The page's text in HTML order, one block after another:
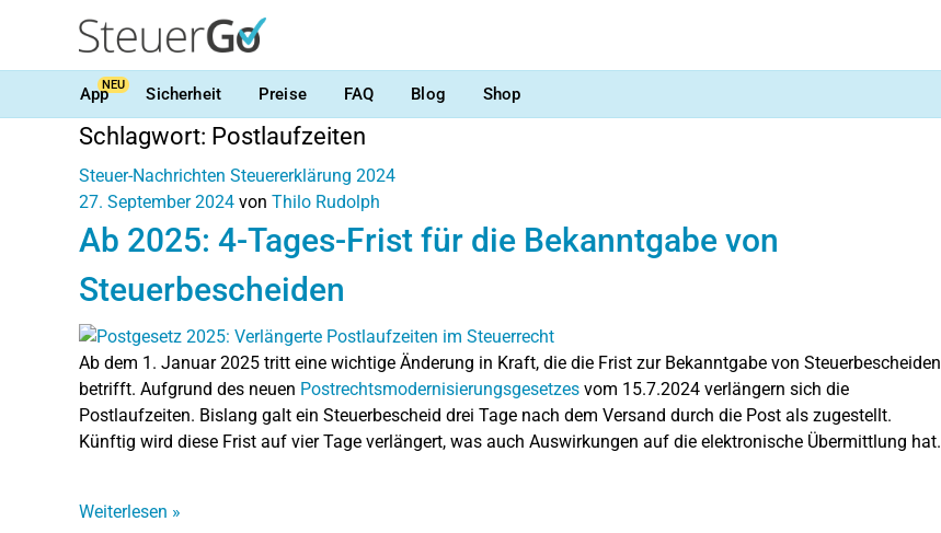
AppNEU Sicherheit Preise FAQ Blog Shop
Schlagwort: Postlaufzeiten
Steuer-Nachrichten Steuererklärung 2024
27. September 2024 von Thilo Rudolph
Ab 2025: 4-Tages-Frist für die Bekanntgabe von
Steuerbescheiden
Ab dem 1. Januar 2025 tritt eine wichtige Änderung in Kraft, die die Frist zur Bekanntgabe von Steuerbescheiden
betrifft. Aufgrund des neuen Postrechtsmodernisierungsgesetzes vom 15.7.2024 verlängern sich die
Postlaufzeiten. Bislang galt ein Steuerbescheid drei Tage nach dem Versand durch die Post als zugestellt.
Künftig wird diese Frist auf vier Tage verlängert, was auch Auswirkungen auf die elektronische Übermittlung hat.
Weiterlesen »